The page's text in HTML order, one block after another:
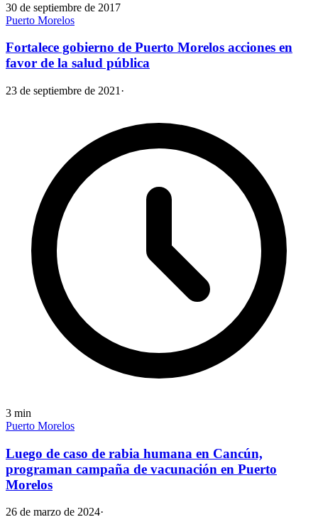
30 de septiembre de 2017
Puerto Morelos
Fortalece gobierno de Puerto Morelos acciones en
favor de la salud pública
23 de septiembre de 2021 ·
3 min
Puerto Morelos
Luego de caso de rabia humana en Cancún,
programan campaña de vacunación en Puerto
Morelos
26 de marzo de 2024·